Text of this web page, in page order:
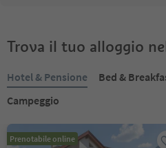
Trova il tuo alloggio
Hotel & Pensione Bed &
Campeggio
Prenotabile online